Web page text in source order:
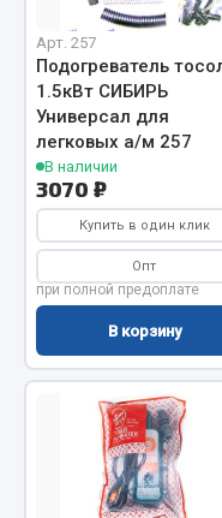
Весь раздел
Смазочные
Масла
Охладжающие
Технические
Весь раздел
МЕТИЗЫ
Арт. 257
Подогреватель
1.5кВт СИБИРЬ
Универсал для
легковых а/м 257
В наличии
3070 ₽
Купить в один клик
Опт
при полной предоплате
В корзину